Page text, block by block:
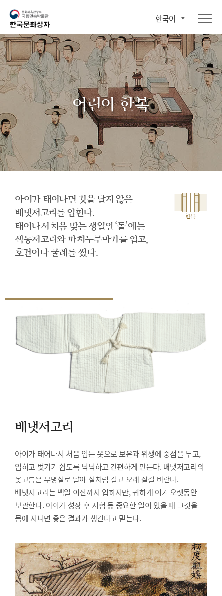
한국어
어린이 한복
아이가 태어나면 깃을 달지 않은
배냇저고리를 입힌다.
태어나서 처음 맞는 생일인 ‘돌’에는
색동저고리와 까치두루마기를 입고,
호건이나 굴레를 썼다.
한복
배냇저고리
아이가 태어나서 처음 입는 옷으로 보온과 위생에 중점을 두고,
입히고 벗기기 쉽도록 넉넉하고 간편하게 만든다. 배냇저고리의
옷고름은 무명실로 달아 실처럼 길고 오래 살길 바란다.
배냇저고리는 백일 이전까지 입히지만, 귀하게 여겨 오랫동안
보관한다. 아이가 성장 후 시험 등 중요한 일이 있을 때 그것을
몸에 지니면 좋은 결과가 생긴다고 믿는다.